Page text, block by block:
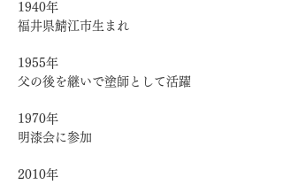
1940年
福井県鯖江市生まれ
1955年
父の後を継いで塗師として活躍
1970年
明漆会に参加
2010年